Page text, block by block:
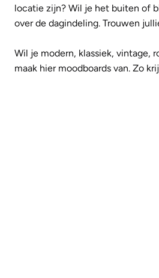
locatie zijn? Wil je het buiten of
over de dagindeling. Trouwen
Wil je modern, klassiek, vintage,
maak hier moodboards van. Zo